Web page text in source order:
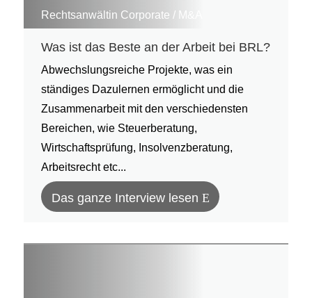
Rechtsanwältin Corporate / M&A
Was ist das Beste an der Arbeit bei BRL?
Abwechslungsreiche Projekte, was ein
ständiges Dazulernen ermöglicht und die
Zusammenarbeit mit den verschiedensten
Bereichen, wie Steuerberatung,
Wirtschaftsprüfung, Insolvenzberatung,
Arbeitsrecht etc...
Das ganze Interview lesen